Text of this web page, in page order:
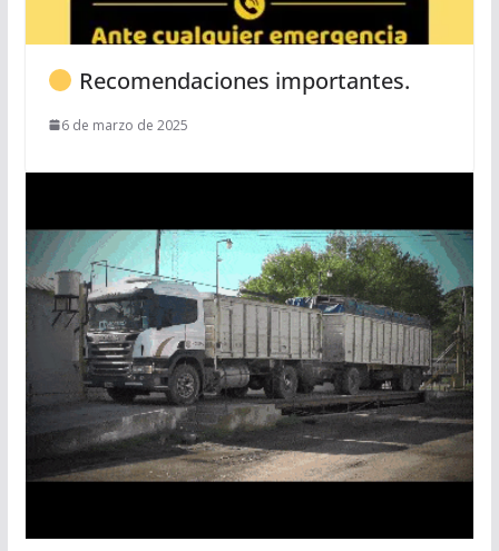
Recomendaciones importantes.
6 de marzo de 2025